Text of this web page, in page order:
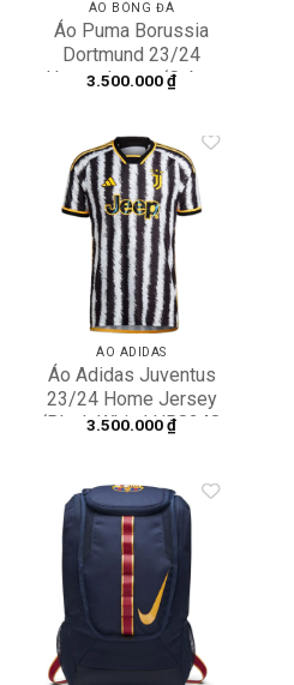
ÁO BÓNG ĐÁ
Áo Puma Borussia
Dortmund 23/24
Home Jersey ‘Cyber
3.500.000₫
Add to
wishlist
ÁO ADIDAS
Áo Adidas Juventus
23/24 Home Jersey
‘Black White’ HR8248
3.500.000₫
wishlist